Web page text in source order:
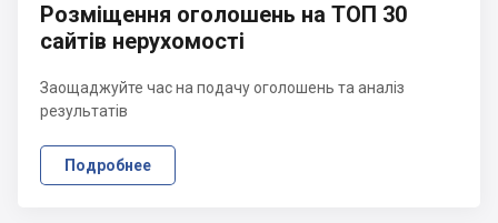
Розміщення оголошень на ТОП 30
сайтів нерухомості
Заощаджуйте час на подачу оголошень та аналіз
результатів
Подробнее